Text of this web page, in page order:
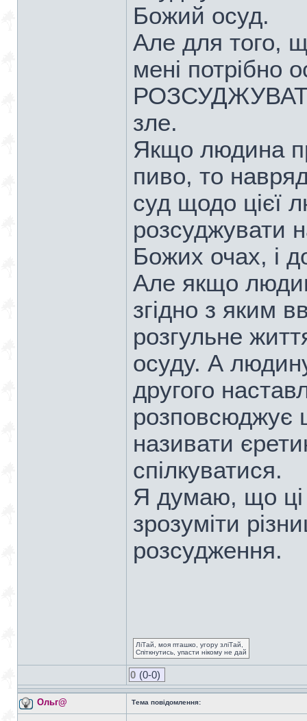
Божий осуд.
Але для того,
мені потрібно
зле.
Якщо людина
пиво, то
суд щодо цієї
розсуджувати
Божих очах, і
Але якщо
згідно з яким
розгульне
осуду. А
другого
розповсюджує
називати
спілкуватися.
Я думаю, що ці
зрозуміти
розсудження.
ЛіТай, моя пташко, угору зліТай,
Спіткнутись, упасти нікому не дай
0 (0-0)
Ольг@ Тема повідомлення: